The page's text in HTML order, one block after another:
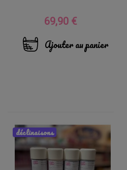
Prix
69,90 €
Ajouter au panier
déclinaisons